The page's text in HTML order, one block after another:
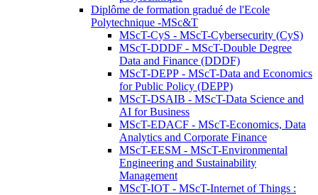
Diplôme de formation gradué de l'Ecole
Polytechnique -MSc&T
MScT-CyS - MScT-Cybersecurity (CyS)
MScT-DDDF - MScT-Double Degree
Data and Finance (DDDF)
MScT-DEPP - MScT-Data and Economics
for Public Policy (DEPP)
MScT-DSAIB - MScT-Data Science and
AI for Business
MScT-EDACF - MScT-Economics, Data
Analytics and Corporate Finance
MScT-EESM - MScT-Environmental
Engineering and Sustainability
Management
MScT-IOT - MScT-Internet of Things :